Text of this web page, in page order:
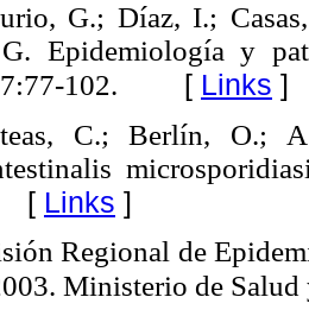
G.; Díaz, I.;
Epidemiología y
102. [ Links ]
C.; Berlín, O.;
Links ]
Regional de
Ministerio de